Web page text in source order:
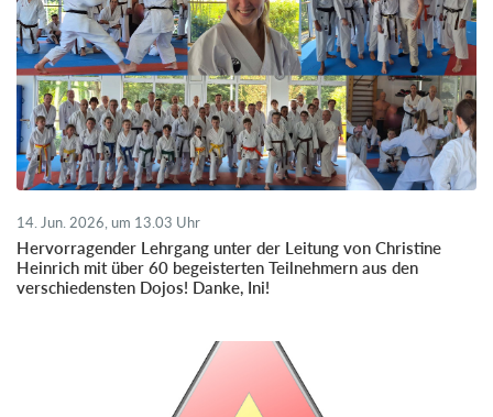
14. Jun. 2026, um 13.03 Uhr
Hervorragender Lehrgang unter der Leitung von Christine
Heinrich mit über 60 begeisterten Teilnehmern aus den
verschiedensten Dojos! Danke, Ini!